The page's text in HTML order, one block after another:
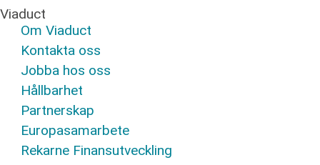
Viaduct
Om Viaduct
Kontakta oss
Jobba hos oss
Hållbarhet
Partnerskap
Europasamarbete
Rekarne Finansutveckling